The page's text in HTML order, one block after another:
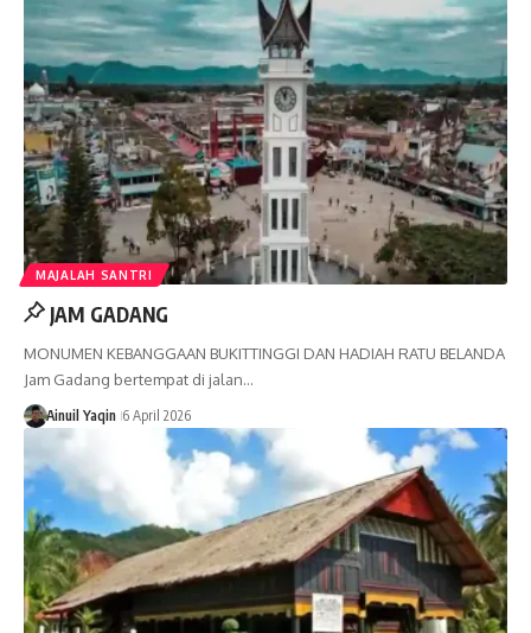
MAJALAH SANTRI
JAM GADANG
MONUMEN KEBANGGAAN BUKITTINGGI DAN HADIAH RATU BELANDA
Jam Gadang bertempat di jalan…
Ainuil Yaqin 6 April 2026